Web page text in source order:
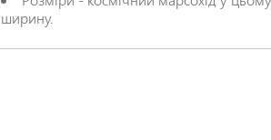
ширину.